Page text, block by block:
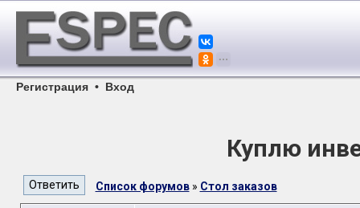
Регистрация • Вход
Куплю
Список форумов» Стол заказов